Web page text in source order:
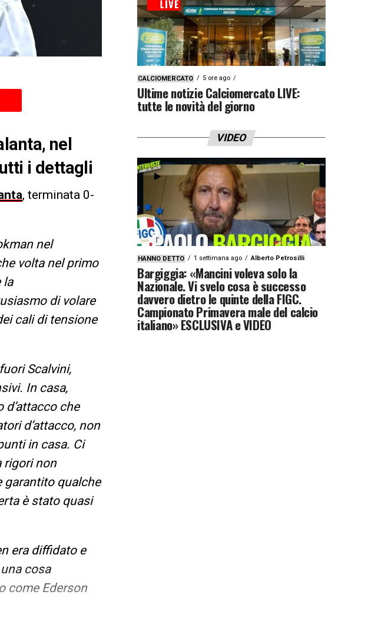
nel
i dettagli
, terminata 0-
nel
volta nel primo
la
di volare
cali di tensione
Scalvini,
In casa,
che
d’attacco, non
in casa. Ci
rigori non
garantito qualche
è stato quasi
era diffidato e
cosa
come Ederson
CALCIOMERCATO 5 ore ago
Ultime notizie Calciomercato LIVE:
tutte le novità del giorno
VIDEO
HANNO DETTO 1 settimana ago Alberto Petrosilli
Bargiggia: «Mancini voleva solo la
Nazionale. Vi svelo cosa è successo
davvero dietro le quinte della FIGC.
Campionato Primavera male del calcio
italiano» ESCLUSIVA e VIDEO